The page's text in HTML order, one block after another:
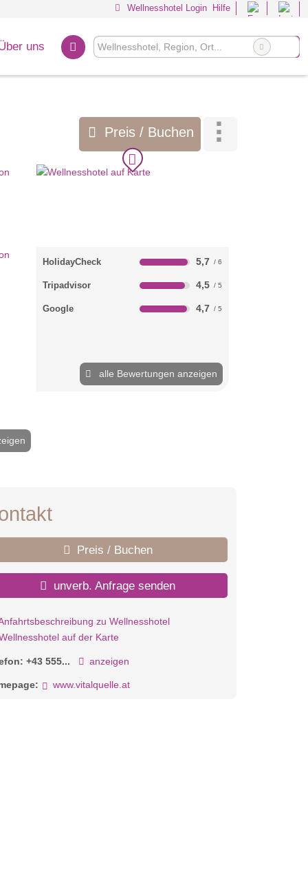
Wellnesshotel Login Hilfe
uns
Preis / Buchen
HolidayCheck 5,7
Tripadvisor 4,5
Google 4,7
alle Bewertungen anzeigen
Preis / Buchen
unverb. Anfrage senden
zu Wellnesshotel
auf der Karte
+43 555... anzeigen
www.vitalquelle.at